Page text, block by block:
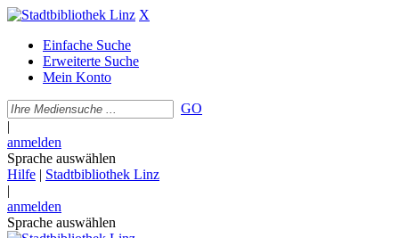
X
Einfache Suche
Erweiterte Suche
Mein Konto
GO
|
anmelden
Sprache auswählen
Hilfe | Stadtbibliothek Linz
|
anmelden
Sprache auswählen